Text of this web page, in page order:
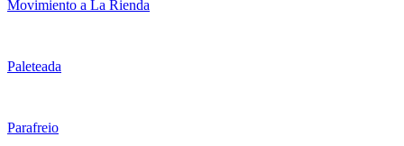
Movimiento a La Rienda
Paleteada
Parafreio